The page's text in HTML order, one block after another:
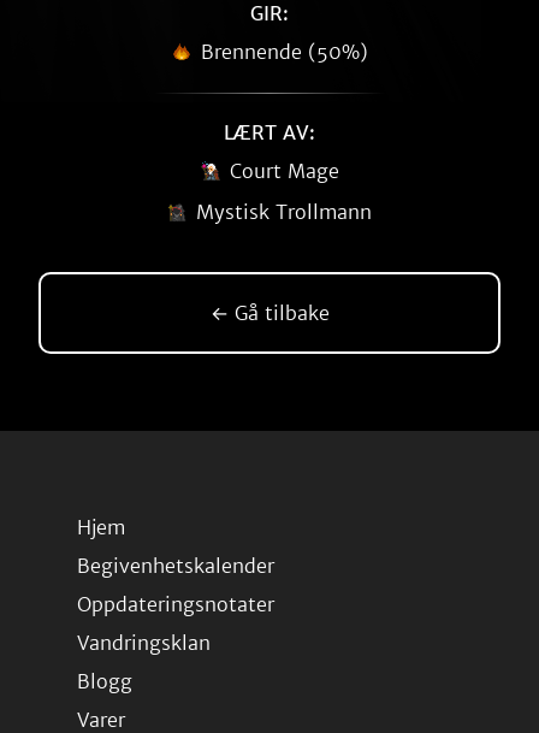
GIR:
Brennende (50%)
LÆRT AV:
Court Mage
Mystisk Trollmann
← Gå tilbake
Hjem
Begivenhetskalender
Oppdateringsnotater
Vandringsklan
Blogg
Varer